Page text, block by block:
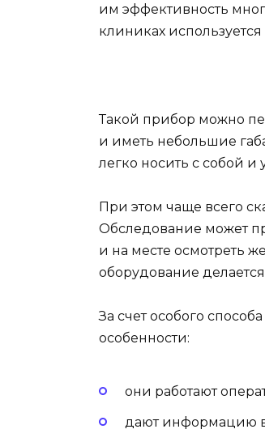
им эффективность
клиниках
Такой прибор можно
и иметь небольшие
легко носить с собой и
При этом чаще всего
Обследование может
и на месте осмотреть
оборудование
За счет особого
особенности:
они работают
дают информацию